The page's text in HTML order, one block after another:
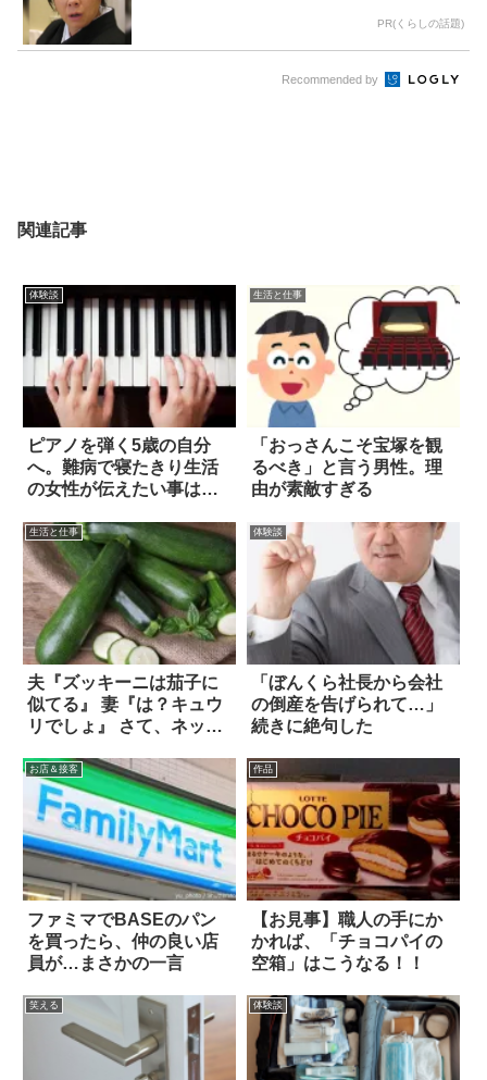
PR(くらしの話題)
Recommended by
関連記事
体験談
ピアノを弾く5歳の自分
へ。難病で寝たきり生活
の女性が伝えたい事は…
生活と仕事
「おっさんこそ宝塚を観
るべき」と言う男性。理
由が素敵すぎる
生活と仕事
夫『ズッキーニは茄子に
似てる』 妻『は？キュウ
リでしょ』 さて、ネット
体験談
「ぼんくら社長から会社
の倒産を告げられて…」
続きに絶句した
お店＆接客
ファミマでBASEのパン
を買ったら、仲の良い店
員が…まさかの一言
作品
【お見事】職人の手にか
かれば、「チョコパイの
空箱」はこうなる！！
笑える 体験談